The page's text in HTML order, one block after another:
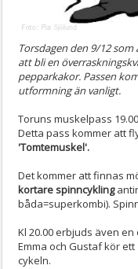
Torsdagen den 9/12
att bli en
pepparkakor. Passen
utformning än vanligt.
Toruns muskelpass
Detta pass kommer att
'Tomtemuskel'.
Det kommer att finnas
kortare spinncykling
båda=superkombi).
Kl 20.00 erbjuds även
Emma och Gustaf kör ett
cykeln.